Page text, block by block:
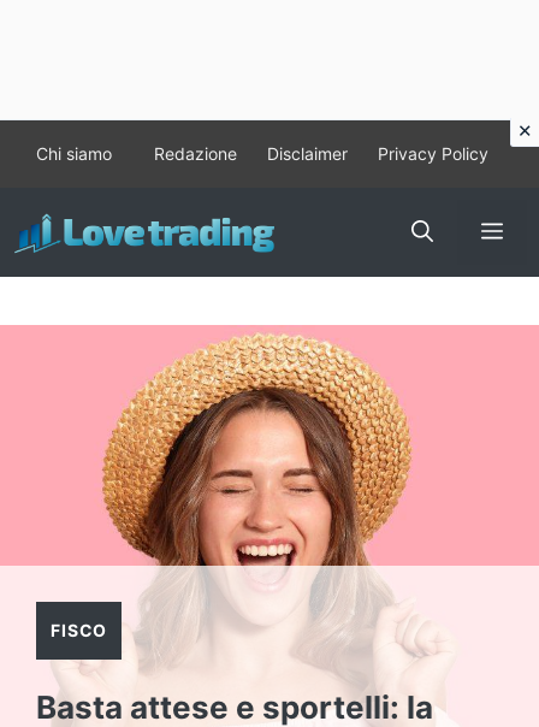
contenuto
Chi siamo Redazione Disclaimer Privacy Policy
FISCO
Basta attese e sportelli: la